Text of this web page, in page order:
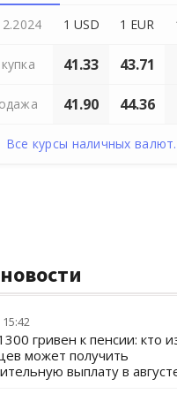
1 USD 1 EUR
41.33 43.71
41.90 44.36
Все курсы наличных
гривен к пенсии: кто
может получить
выплату в